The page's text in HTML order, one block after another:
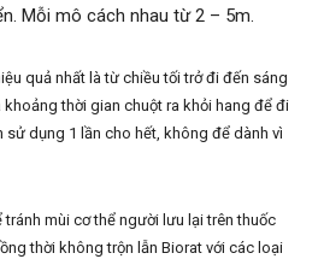
Mỗi mô cách nhau từ 2 – 5m.
quả nhất là từ chiều tối trở đi đến sáng
thời gian chuột ra khỏi hang để đi
sử dụng 1 lần cho hết, không để dành vì
mùi cơ thể người lưu lại trên thuốc
thời không trộn lẫn Biorat với các loại